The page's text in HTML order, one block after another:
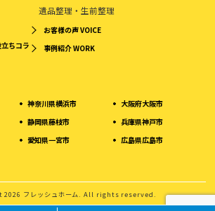
ちコラ
遺品整理・生前整理
お客様の声VOICE
事例紹介WORK
神奈川県横浜市
静岡県藤枝市
愛知県一宮市
大阪府大阪市
兵庫県神戸市
広島県広島市
フレッシュホーム. All rights reserved.